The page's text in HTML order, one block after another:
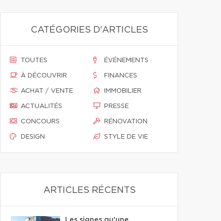
CATÉGORIES D'ARTICLES
TOUTES
À DÉCOUVRIR
ACHAT / VENTE
ACTUALITÉS
CONCOURS
DESIGN
ÉVÉNEMENTS
FINANCES
IMMOBILIER
PRESSE
RÉNOVATION
STYLE DE VIE
ARTICLES RÉCENTS